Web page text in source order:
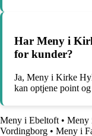
Har Meny i
for kunder?
Ja, Meny i Kirke
kan optjene point
Meny i Ebeltoft • Meny
Vordingborg • Meny i